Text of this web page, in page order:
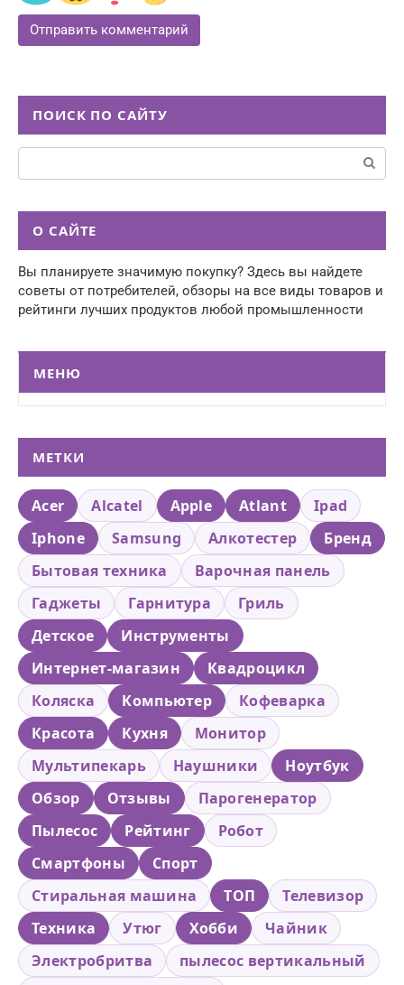
ПОИСК ПО САЙТУ
Поиск:
О САЙТЕ
Вы планируете значимую покупку? Здесь вы найдете
советы от потребителей, обзоры на все виды товаров и
рейтинги лучших продуктов любой промышленности
МЕНЮ
МЕТКИ
Acer Alcatel Apple Atlant
Ipad
Iphone
Samsung Алкотестер
Бренд
Бытовая техника
Варочная панель
Гаджеты
Гарнитура
Гриль
Детское
Инструменты
Интернет-магазин
Квадроцикл
Коляска
Компьютер
Кофеварка
Красота
Кухня
Монитор
Мультипекарь
Наушники
Ноутбук
Обзор
Отзывы
Парогенератор
Пылесос
Рейтинг
Робот
Смартфоны
Спорт
Стиральная машина
ТОП
Телевизор
Техника
Утюг Хобби
Чайник
Электробритва
пылесос вертикальный